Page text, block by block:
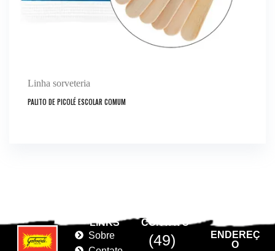
Linha sorveteria
PALITO DE PICOLÉ ESCOLAR COMUM
LINKS
Sobre
CONTATO
(49)
ENDEREÇ
O